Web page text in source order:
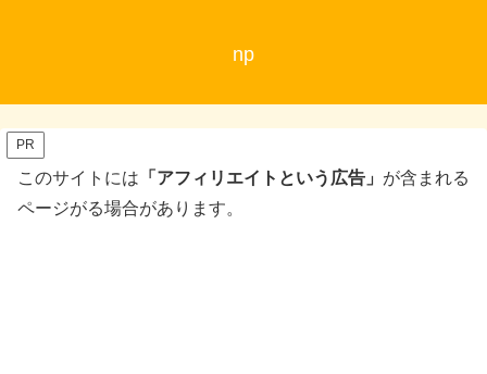
np
PR
このサイトには 「アフィリエイトという広告」 が含まれる
ページがる場合があります。